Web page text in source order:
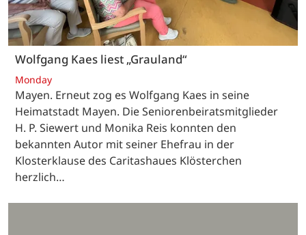
Wolfgang Kaes liest „Grauland“
Monday
Mayen. Erneut zog es Wolfgang Kaes in seine
Heimatstadt Mayen. Die Seniorenbeiratsmitglieder
H. P. Siewert und Monika Reis konnten den
bekannten Autor mit seiner Ehefrau in der
Klosterklause des Caritashaues Klösterchen
herzlich…